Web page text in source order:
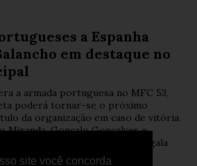
site você concorda
a Espanha
em destaque no
a armada portuguesa no MFC 53,
poderá tornar-se o próximo
da organização em caso de vitória.
Miranda, Gonçalo Gonçalves e
representam Portugal numa gala
Kickboxing e Muay Thai.